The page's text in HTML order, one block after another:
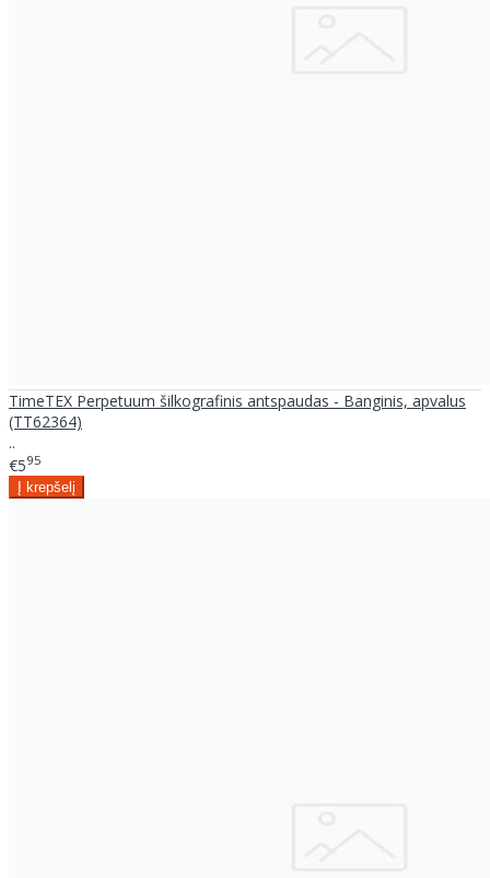
TimeTEX Perpetuum šilkografinis antspaudas - Banginis, apvalus
(TT62364)
..
€595